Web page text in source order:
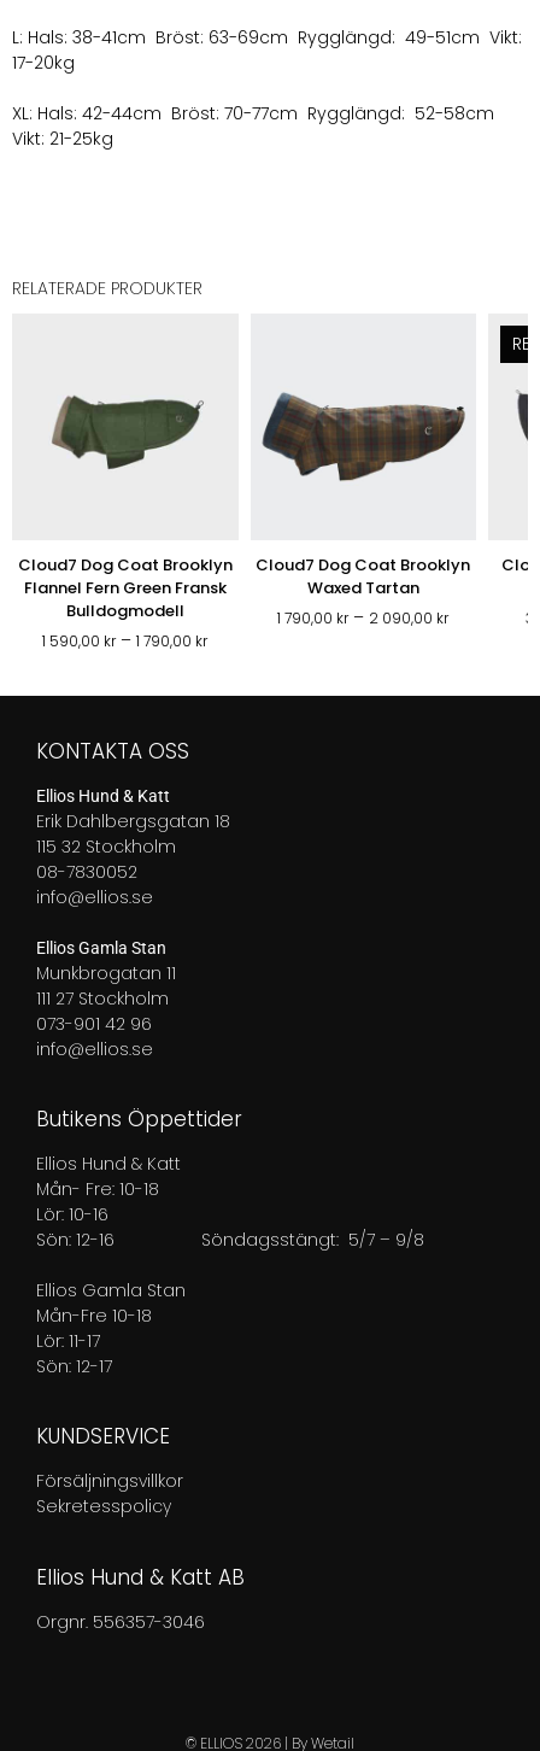
L: Hals: 38-41cm Bröst: 63-69cm Rygglängd: 49-51cm Vikt:
17-20kg
XL: Hals: 42-44cm Bröst: 70-77cm Rygglängd: 52-58cm
Vikt: 21-25kg
RELATERADE PRODUKTER
Cloud7 Dog Coat Brooklyn
Flannel Fern Green Fransk
Bulldogmodell
1 590,00 kr – 1 790,00 krPrisintervall:
Cloud7 Dog Coat Brooklyn
Waxed Tartan
1 790,00 kr – 2 090,00 kr
till
KONTAKTA OSS
Ellios Hund & Katt
Erik Dahlbergsgatan 18
115 32 Stockholm
08-7830052
info@ellios.se
Ellios Gamla Stan
Munkbrogatan 11
111 27 Stockholm
073-901 42 96
info@ellios.se
Butikens Öppettider
Ellios Hund & Katt
Mån- Fre: 10-18
Lör: 10-16
Sön: 12-16 Söndagsstängt: 5/7 – 9/8
Ellios Gamla Stan
Mån-Fre 10-18
Lör: 11-17
Sön: 12-17
KUNDSERVICE
Försäljningsvillkor
Sekretesspolicy
Ellios Hund & Katt AB
Orgnr. 556357-3046
© ELLIOS 2026 | ByWetail